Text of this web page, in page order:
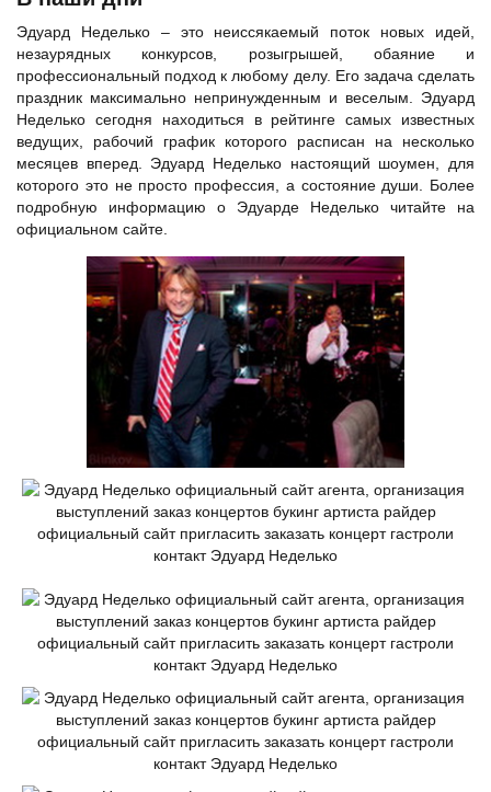
Эдуард Неделько – это неиссякаемый поток новых идей,
незаурядных конкурсов, розыгрышей, обаяние и
профессиональный подход к любому делу. Его задача сделать
праздник максимально непринужденным и веселым. Эдуард
Неделько сегодня находиться в рейтинге самых известных
ведущих, рабочий график которого расписан на несколько
месяцев вперед. Эдуард Неделько настоящий шоумен, для
которого это не просто профессия, а состояние души. Более
подробную информацию о Эдуарде Неделько читайте на
официальном сайте.